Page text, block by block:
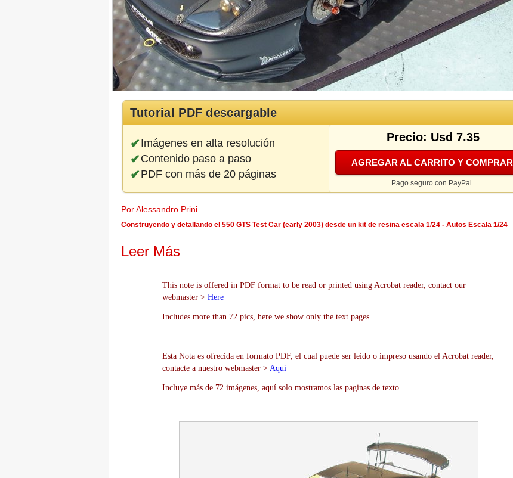
Tutorial PDF descargable
Imágenes en alta resolución
Contenido paso a paso
PDF con más de 20 páginas
Precio: Usd 7.35
AGREGAR AL CARRITO Y COMPRAR
Pago seguro con PayPal
Por Alessandro Prini
Construyendo y detallando el 550 GTS Test Car (early 2003) desde un kit de resina escala 1/24 - Autos Escala 1/24
Leer Más
This note is offered in PDF format to be read or printed using Acrobat reader, contact our
webmaster > Here
Includes more than 72 pics, here we show only the text pages.
Esta Nota es ofrecida en formato PDF, el cual puede ser leído o impreso usando el Acrobat reader,
contacte a nuestro webmaster > Aquí
Incluye más de 72 imágenes, aquí solo mostramos las paginas de texto.